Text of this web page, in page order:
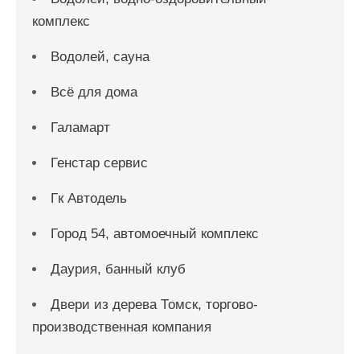
комплекс
Водолей, сауна
Всё для дома
Галамарт
Генстар сервис
Гк Автодель
Город 54, автомоечный комплекс
Даурия, банный клуб
Двери из дерева Томск, торгово-
производственная компания